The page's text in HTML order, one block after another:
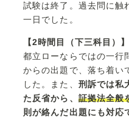
試験は終了。過去問に触
一日でした。
【2時間目（下三科目）】
都立ローならではの一行
からの出題で、落ち着い
した。また、 刑訴では私
た反省から、 証拠法全般
則が絡んだ出題にも対応